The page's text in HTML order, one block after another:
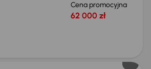
Cena promocyjna
62 000 zł